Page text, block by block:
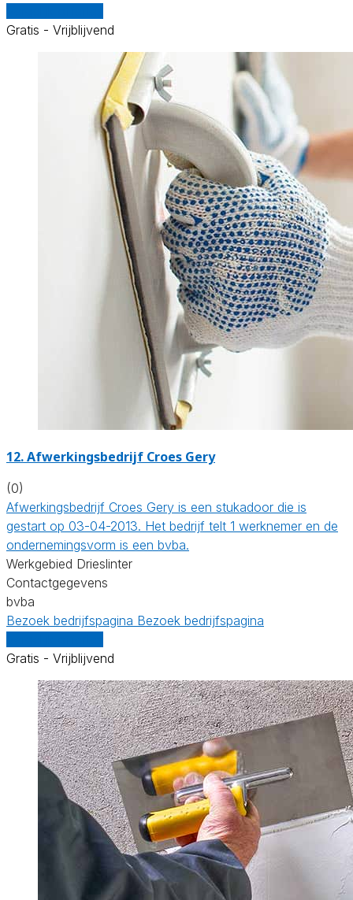
Gratis - Vrijblijvend
12. Afwerkingsbedrijf Croes Gery
(0)
Afwerkingsbedrijf Croes Gery is een stukadoor die is
gestart op 03-04-2013. Het bedrijf telt 1 werknemer en de
ondernemingsvorm is een bvba.
Werkgebied Drieslinter
Contactgegevens
bvba
Bezoek bedrijfspagina Bezoek bedrijfspagina
Gratis - Vrijblijvend